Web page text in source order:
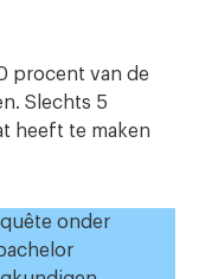
procent van de
Slechts 5
heeft te maken
onder